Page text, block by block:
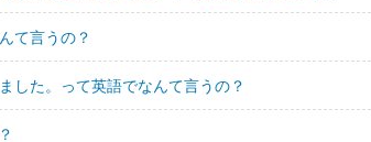
て言うの？
した。って英語でなんて言うの？